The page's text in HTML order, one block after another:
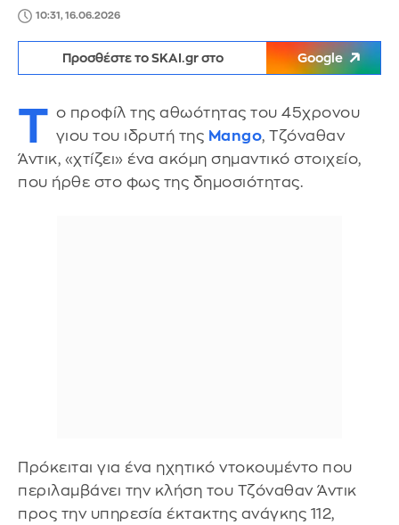
10:31, 16.06.2026
Προσθέστε το SKAI.gr στο Google
Τ ο προφίλ της αθωότητας του 45χρονου
γιου του ιδρυτή της Mango, Τζόναθαν
Άντικ, «χτίζει» ένα ακόμη σημαντικό στοιχείο,
που ήρθε στο φως της δημοσιότητας.
Πρόκειται για ένα ηχητικό ντοκουμέντο που
περιλαμβάνει την κλήση του Τζόναθαν Άντικ
προς την υπηρεσία έκτακτης ανάγκης 112,